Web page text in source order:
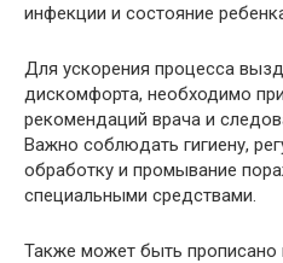
инфекции и состояние
Для ускорения процесса
дискомфорта, необходимо
рекомендаций врача и
Важно соблюдать гигиену,
обработку и промывание
специальными средствами.
Также может быть прописано